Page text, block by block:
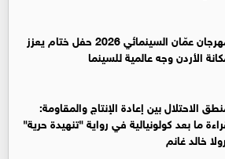
مهرجان عمّان السينمائي 2026 حفل ختام يعزز
الأردن وجه عالمية للسينما
الاحتلال بين إعادة الإنتاج والمقاومة:
ما بعد كولونيالية في رواية "تنهيدة حرية"
خالد غانم